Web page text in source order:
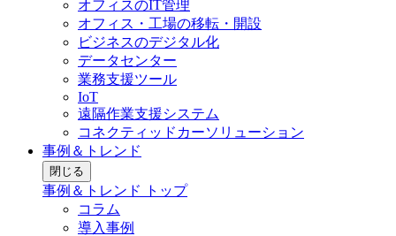
オフィスのIT管理
オフィス・工場の移転・開設
ビジネスのデジタル化
データセンター
業務支援ツール
IoT
遠隔作業支援システム
コネクティッドカーソリューション
事例＆トレンド
閉じる
事例＆トレンド トップ
コラム
導入事例